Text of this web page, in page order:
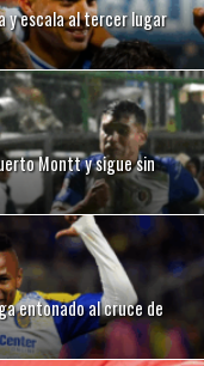
y escala al tercer lugar
Montt y sigue sin
entonado al cruce de